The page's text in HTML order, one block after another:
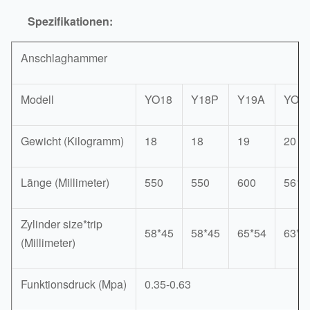
Spezifikationen:
Anschlaghammer
Modell YO18 Y18P Y19A
Gewicht (Kilogramm) 18 18 19 20
Länge (Millimeter) 550 550 600 561
Zylinder size*trip
(Millimeter)
58*45 58*45 65*54
Funktionsdruck (Mpa) 0.35-0.63